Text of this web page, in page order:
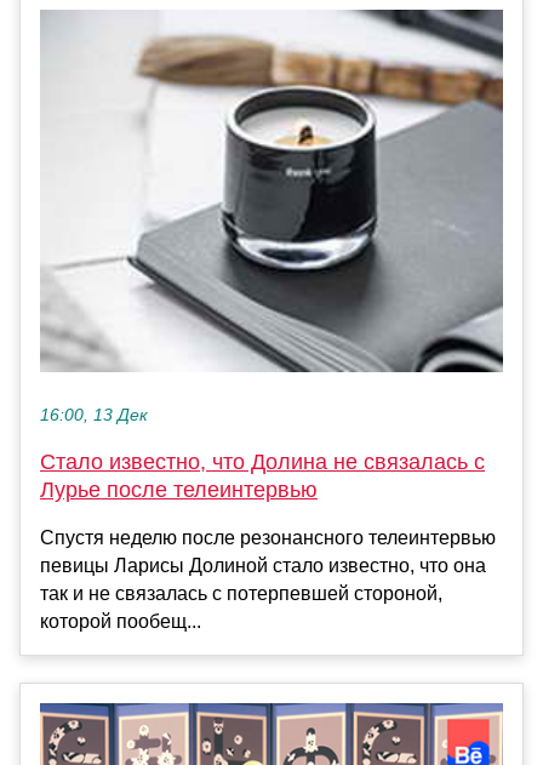
16:00, 13 Дек
Стало известно, что Долина не связалась с
Лурье после телеинтервью
Спустя неделю после резонансного телеинтервью
певицы Ларисы Долиной стало известно, что она
так и не связалась с потерпевшей стороной,
которой пообещ...